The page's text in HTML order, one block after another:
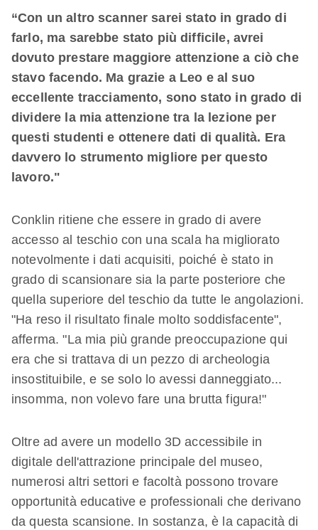
“Con un altro scanner sarei stato in grado di
farlo, ma sarebbe stato più difficile, avrei
dovuto prestare maggiore attenzione a ciò che
stavo facendo. Ma grazie a Leo e al suo
eccellente tracciamento, sono stato in grado di
dividere la mia attenzione tra la lezione per
questi studenti e ottenere dati di qualità. Era
davvero lo strumento migliore per questo
lavoro."
Conklin ritiene che essere in grado di avere
accesso al teschio con una scala ha migliorato
notevolmente i dati acquisiti, poiché è stato in
grado di scansionare sia la parte posteriore che
quella superiore del teschio da tutte le angolazioni.
"Ha reso il risultato finale molto soddisfacente",
afferma. "La mia più grande preoccupazione qui
era che si trattava di un pezzo di archeologia
insostituibile, e se solo lo avessi danneggiato...
insomma, non volevo fare una brutta figura!"
Oltre ad avere un modello 3D accessibile in
digitale dell'attrazione principale del museo,
numerosi altri settori e facoltà possono trovare
opportunità educative e professionali che derivano
da questa scansione. In sostanza, è la capacità di